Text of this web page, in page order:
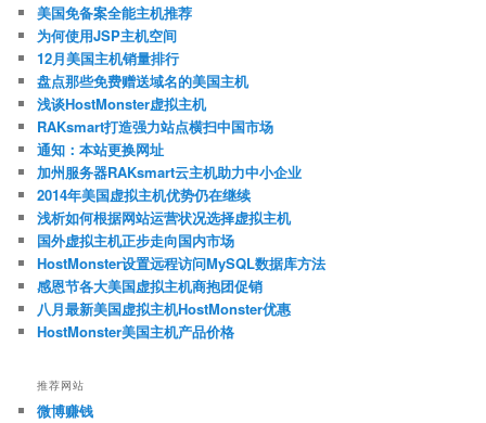
美国免备案全能主机推荐
为何使用JSP主机空间
12月美国主机销量排行
盘点那些免费赠送域名的美国主机
浅谈HostMonster虚拟主机
RAKsmart打造强力站点横扫中国市场
通知：本站更换网址
加州服务器RAKsmart云主机助力中小企业
2014年美国虚拟主机优势仍在继续
浅析如何根据网站运营状况选择虚拟主机
国外虚拟主机正步走向国内市场
HostMonster设置远程访问MySQL数据库方法
感恩节各大美国虚拟主机商抱团促销
八月最新美国虚拟主机HostMonster优惠
HostMonster美国主机产品价格
推荐网站
微博赚钱